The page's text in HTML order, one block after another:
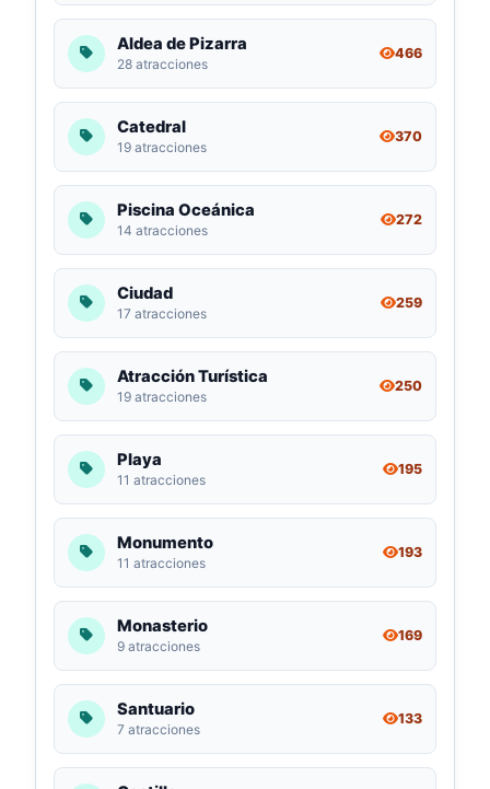
Aldea de Pizarra
28 atracciones
466
Catedral
19 atracciones
370
Piscina Oceánica
14 atracciones
272
Ciudad
17 atracciones
259
Atracción Turística
19 atracciones
250
Playa
11 atracciones
195
Monumento
11 atracciones
193
Monasterio
9 atracciones
169
Santuario
7 atracciones
133